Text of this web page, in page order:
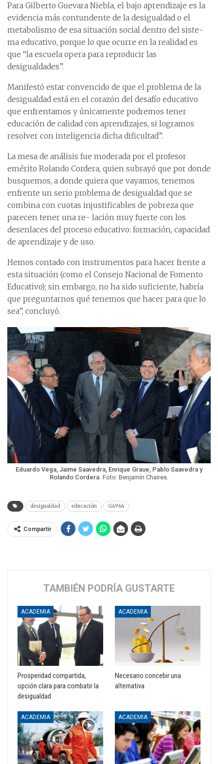
Para Gilberto Guevara Niebla, el bajo aprendizaje es la
evidencia más contundente de la desigualdad o el
metabolismo de esa situación social dentro del siste-
ma educativo, porque lo que ocurre en la realidad es
que “la escuela opera para reproducir las
desigualdades”.
Manifestó estar convencido de que el problema de la
desigualdad está en el corazón del desafío educativo
que enfrentamos y únicamente podremos tener
educación de calidad con aprendizajes, si logramos
resolver con inteligencia dicha dificultad”.
La mesa de análisis fue moderada por el profesor
emérito Rolando Cordera, quien subrayó que por donde
busquemos, a donde quiera que vayamos, tenemos
enfrente un serio problema de desigualdad que se
combina con cuotas injustificables de pobreza que
parecen tener una re- lación muy fuerte con los
desenlaces del proceso educativo: formación, capacidad
de aprendizaje y de uso.
Hemos contado con instrumentos para hacer frente a
esta situación (como el Consejo Nacional de Fomento
Educativo); sin embargo, no ha sido suficiente, habría
que preguntarnos qué tenemos que hacer para que lo
sea”, concluyó.
Eduardo Vega, Jaime Saavedra, Enrique Graue, Pablo Saavedra y
Rolando Cordera. Foto: Benjamín Chaires.
desigualdad educación G4964
Compartir
TAMBIÉN PODRÍA GUSTARTE
ACADEMIA
Prosperidad compartida,
opción clara para combatir la
desigualdad
ACADEMIA
Necesario concebir una
alternativa
ACADEMIA ACADEMIA